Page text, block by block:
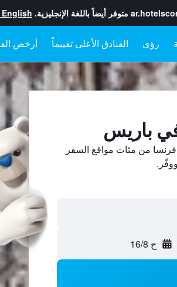
متوفر أيضاً باللغة الإنجليزية.
رؤى الفنادق الأعلى تقييماً أرخص
باريس
من مئات مواقع السفر
ح 16/8